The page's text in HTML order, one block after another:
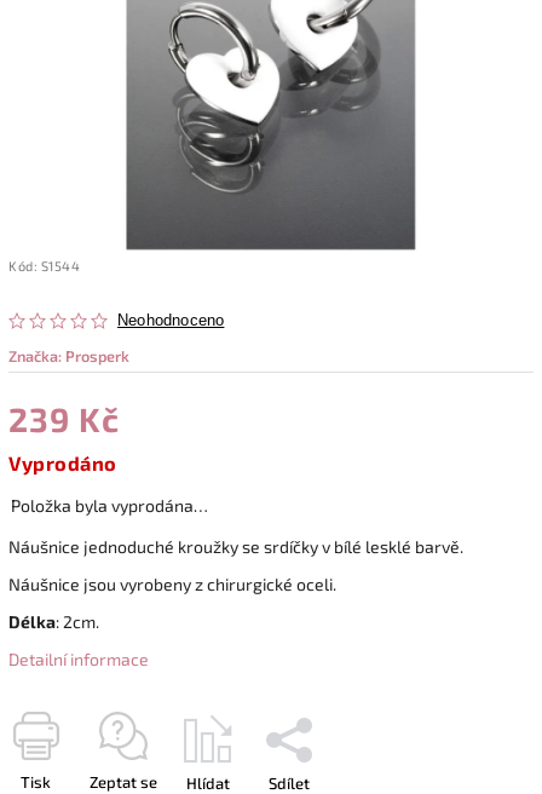
Kód: S1544
Neohodnoceno
Značka: Prosperk
239 Kč
Vyprodáno
Položka byla vyprodána…
Náušnice jednoduché kroužky se srdíčky v bílé lesklé barvě.
Náušnice jsou vyrobeny z chirurgické oceli.
Délka: 2cm.
Detailní informace
Tisk Zeptat se Hlídat Sdílet